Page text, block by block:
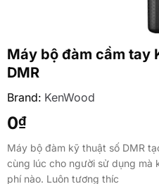
Máy bộ đàm cầm tay
DMR
Brand: KenWood
0₫
Máy bộ đàm kỹ thuật số DMR
cùng lúc cho người sử dụng mà
phí nào. Luôn tương thíc